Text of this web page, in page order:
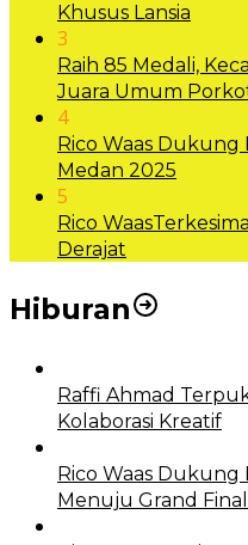
Khusus Lansia
3
Raih 85 Medali,
Juara Umum
4
Rico Waas Dukung
Medan 2025
5
Rico
Derajat
Hiburan
Raffi Ahmad
Kolaborasi Kreatif
Rico Waas Dukung
Menuju Grand